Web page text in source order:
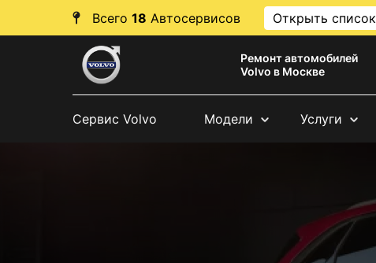
Всего 18 Автосервисов Открыть список
Ремонт автомобилей
Volvo в Москве
Сервис Volvo Модели Услуги